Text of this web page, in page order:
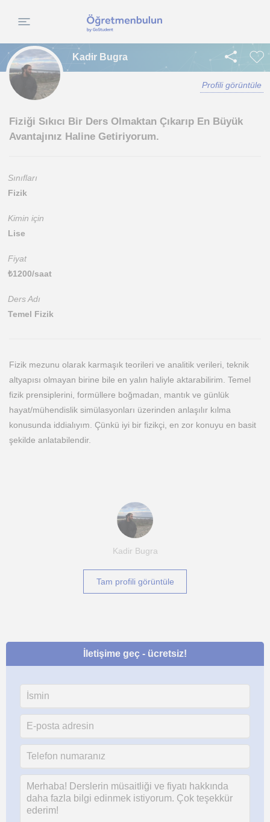
Kadir Bugra
Profili görüntüle
Fiziği Sıkıcı Bir Ders Olmaktan Çıkarıp En Büyük
Avantajınız Haline Getiriyorum.
Sınıfları
Fizik
Kimin için
Lise
Fiyat
₺1200/saat
Ders Adı
Temel Fizik
Fizik mezunu olarak karmaşık teorileri ve analitik verileri, teknik
altyapısı olmayan birine bile en yalın haliyle aktarabilirim. Temel
fizik prensiplerini, formüllere boğmadan, mantık ve günlük
hayat/mühendislik simülasyonları üzerinden anlaşılır kılma
konusunda iddialıyım. Çünkü iyi bir fizikçi, en zor konuyu en basit
şekilde anlatabilendir.
Kadir Bugra
Tam profili görüntüle
İletişime geç - ücretsiz!